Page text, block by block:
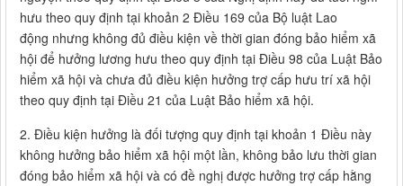
hưu theo quy định tại khoản 2 Điều 169 của Bộ luật Lao
động nhưng không đủ điều kiện về thời gian đóng bảo hiểm xã
hội để hưởng lương hưu theo quy định tại Điều 98 của Luật Bảo
hiểm xã hội và chưa đủ điều kiện hưởng trợ cấp hưu trí xã hội
theo quy định tại Điều 21 của Luật Bảo hiểm xã hội.
2. Điều kiện hưởng là đối tượng quy định tại khoản 1 Điều này
không hưởng bảo hiểm xã hội một lần, không bảo lưu thời gian
đóng bảo hiểm xã hội và có đề nghị được hưởng trợ cấp hằng